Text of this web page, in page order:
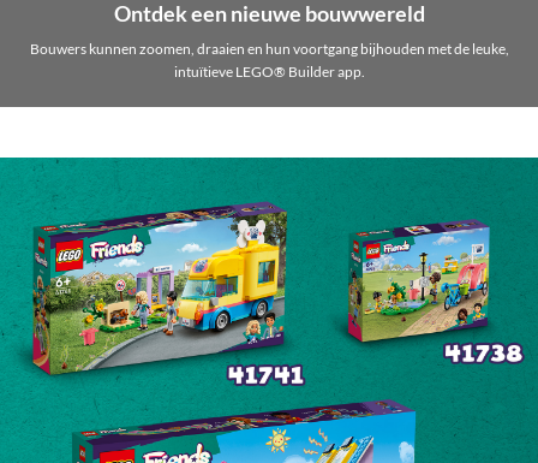
Ontdek een nieuwe bouwwereld
Bouwers kunnen zoomen, draaien en hun voortgang bijhouden met de leuke,
intuïtieve LEGO® Builder app.